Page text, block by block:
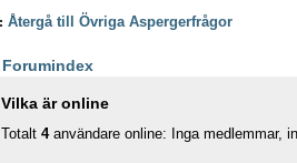
Återgå till Övriga Aspergerfrågor
Forumindex
Vilka är online
Totalt 4användare online: Inga medlemmar,